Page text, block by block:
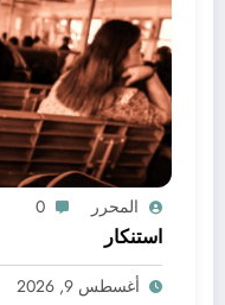
المحرر 0
استنكار
أغسطس 9, 2026